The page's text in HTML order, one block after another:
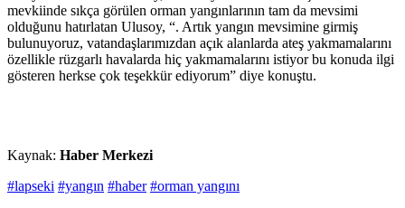
mevkiinde sıkça görülen orman yangınlarının tam da mevsimi
olduğunu hatırlatan Ulusoy, “. Artık yangın mevsimine girmiş
bulunuyoruz, vatandaşlarımızdan açık alanlarda ateş yakmamalarını
özellikle rüzgarlı havalarda hiç yakmamalarını istiyor bu konuda ilgi
gösteren herkse çok teşekkür ediyorum” diye konuştu.
Kaynak: Haber Merkezi
#lapseki #yangın #haber #orman yangını